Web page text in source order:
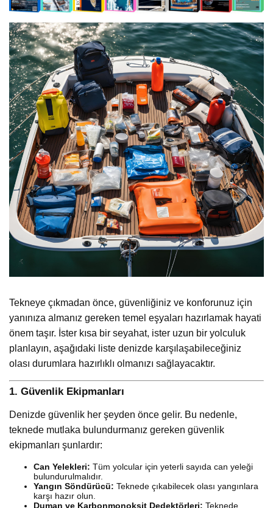
Tekneye çıkmadan önce, güvenliğiniz ve konforunuz için
yanınıza almanız gereken temel eşyaları hazırlamak hayati
önem taşır. İster kısa bir seyahat, ister uzun bir yolculuk
planlayın, aşağıdaki liste denizde karşılaşabileceğiniz
olası durumlara hazırlıklı olmanızı sağlayacaktır.
1. Güvenlik Ekipmanları
Denizde güvenlik her şeyden önce gelir. Bu nedenle,
teknede mutlaka bulundurmanız gereken güvenlik
ekipmanları şunlardır:
Can Yelekleri: Tüm yolcular için yeterli sayıda can yeleği
bulundurulmalıdır.
Yangın Söndürücü: Teknede çıkabilecek olası yangınlara
karşı hazır olun.
Duman ve Karbonmonoksit Dedektörleri: Teknede